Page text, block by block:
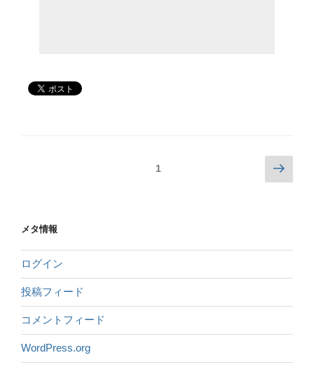
1
メタ情報
ログイン
投稿フィード
コメントフィード
WordPress.org